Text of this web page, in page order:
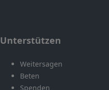
Unterstützen
Weitersagen
Beten
Spenden